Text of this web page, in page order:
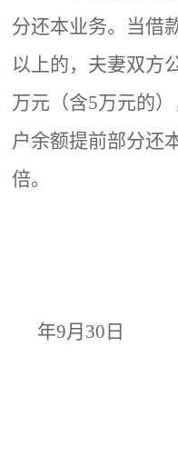
分还本业务。当借
以上的，夫妻双方
万元（含5万元的
户余额提前部分还
倍。
年9月30 日